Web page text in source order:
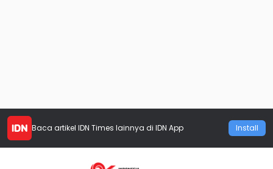
Baca artikel IDN Times lainnya di IDN App Install